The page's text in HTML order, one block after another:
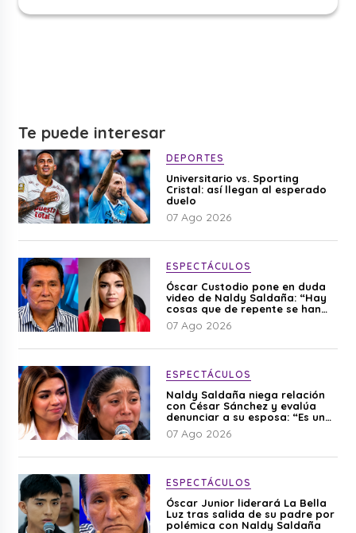
Te puede interesar
DEPORTES
Universitario vs. Sporting
Cristal: así llegan al esperado
duelo
07 Ago 2026
ESPECTÁCULOS
Óscar Custodio pone en duda
video de Naldy Saldaña: “Hay
cosas que de repente se han
editado”
07 Ago 2026
ESPECTÁCULOS
Naldy Saldaña niega relación
con César Sánchez y evalúa
denunciar a su esposa: “Es una
difamación”
07 Ago 2026
ESPECTÁCULOS
Óscar Junior liderará La Bella
Luz tras salida de su padre por
polémica con Naldy Saldaña